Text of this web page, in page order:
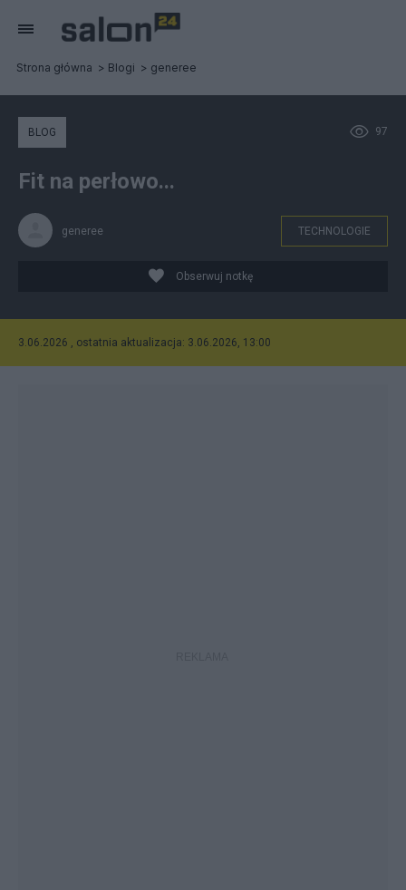
Strona główna Blogi generee
97
BLOG
Fit na perłowo...
generee TECHNOLOGIE
Obserwuj notkę
3.06.2026 , ostatnia aktualizacja: 3.06.2026, 13:00